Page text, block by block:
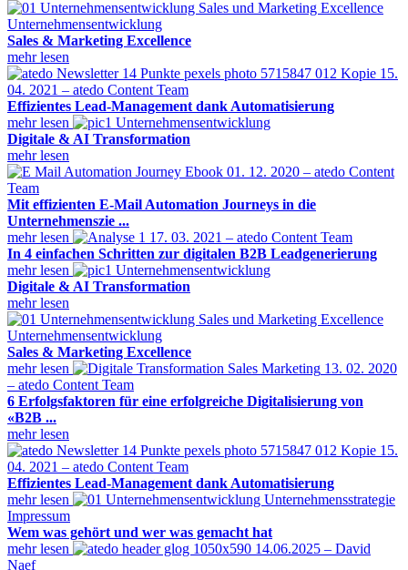
Unternehmensentwicklung
Sales & Marketing Excellence
mehr lesen
15.
04. 2021 – atedo Content Team
Effizientes Lead-Management dank Automatisierung
mehr lesen
Unternehmensentwicklung
Digitale & AI Transformation
mehr lesen
01. 12. 2020 – atedo Content
Team
Mit effizienten E-Mail Automation Journeys in die
Unternehmenszie ...
mehr lesen
17. 03. 2021 – atedo Content Team
In 4 einfachen Schritten zur digitalen B2B Leadgenerierung
mehr lesen
Unternehmensentwicklung
Digitale & AI Transformation
mehr lesen
Unternehmensentwicklung
Sales & Marketing Excellence
mehr lesen
13. 02. 2020
– atedo Content Team
6 Erfolgsfaktoren für eine erfolgreiche Digitalisierung von
«B2B ...
mehr lesen
15.
04. 2021 – atedo Content Team
Effizientes Lead-Management dank Automatisierung
mehr lesen
Impressum
Wem was gehört und wer was gemacht hat
mehr lesen
14.06.2025 – David
Naef